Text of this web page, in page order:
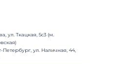
ул. Ткацкая, 5с3 (м.
Петербург, ул. Наличная, 44,